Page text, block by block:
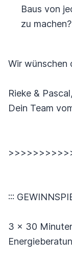
Baus von
zu machen?
Wir wünschen
Rieke & Pascal,
Dein Team
:::
3 x 30